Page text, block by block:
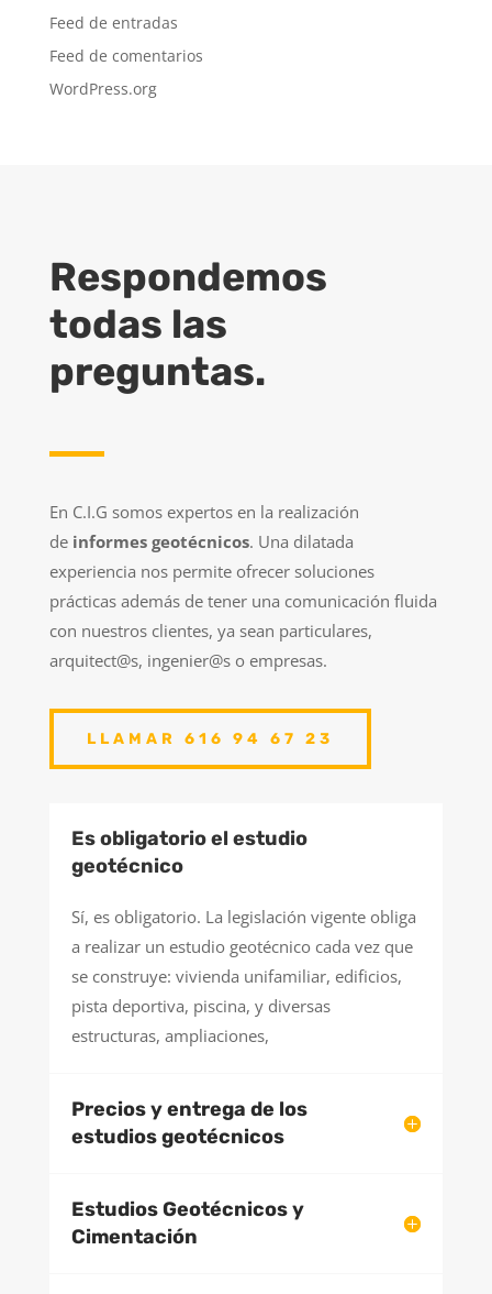
Feed de entradas
Feed de comentarios
WordPress.org
Respondemos
todas las
preguntas.
En C.I.G somos expertos en la realización
de informes geotécnicos. Una dilatada
experiencia nos permite ofrecer soluciones
prácticas además de tener una comunicación fluida
con nuestros clientes, ya sean particulares,
arquitect@s, ingenier@s o empresas.
LLAMAR 616 94 67 23
Es obligatorio el estudio
geotécnico
Sí, es obligatorio. La legislación vigente obliga
a realizar un estudio geotécnico cada vez que
se construye: vivienda unifamiliar, edificios,
pista deportiva, piscina, y diversas
estructuras, ampliaciones,
Precios y entrega de los
estudios geotécnicos
Estudios Geotécnicos y
Cimentación